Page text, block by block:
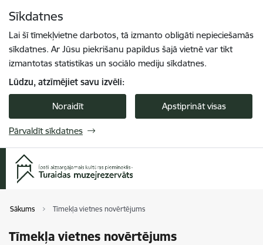
Sīkdatnes
Lai šī tīmekļvietne darbotos, tā izmanto obligāti nepieciešamās
sīkdatnes. Ar Jūsu piekrišanu papildus šajā vietnē var tikt
izmantotas statistikas un sociālo mediju sīkdatnes.
Lūdzu, atzīmējiet savu izvēli:
Noraidīt Apstiprināt visas
Pārvaldīt sīkdatnes
Sākums Tīmekļa vietnes novērtējums
Tīmekļa vietnes novērtējums